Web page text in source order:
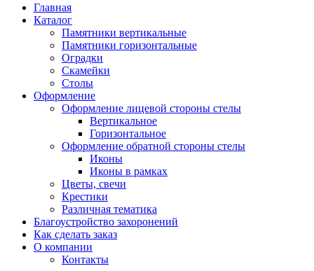
Главная
Каталог
Памятники вертикальные
Памятники горизонтальные
Оградки
Скамейки
Столы
Оформление
Оформление лицевой стороны стелы
Вертикальное
Горизонтальное
Оформление обратной стороны стелы
Иконы
Иконы в рамках
Цветы, свечи
Крестики
Различная тематика
Благоустройство захоронений
Как сделать заказ
О компании
Контакты